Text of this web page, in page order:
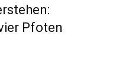
Pfoten